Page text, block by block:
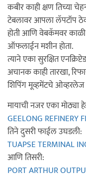
कबीर काही क्षण तिच्या
टेबलावर आपला लॅपटॉप
होती आणि वेबकॅमवर
ऑफलाईन मशीन होता.
त्याने एका सुरक्षित
अचानक काही तारखा,
शिपिंग मूव्हमेंटचे
मायाची नजर एका
GEELONG REFINERY
तिने दुसरी फाईल उघडली:
TUAPSE TERMINAL
आणि तिसरी:
PORT ARTHUR